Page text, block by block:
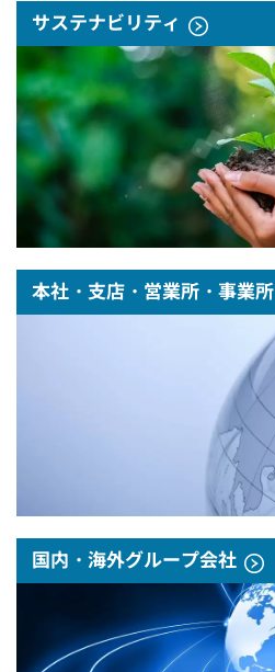
サステナビリティ
本社・支店・営業所・事業所
国内・海外グループ会社